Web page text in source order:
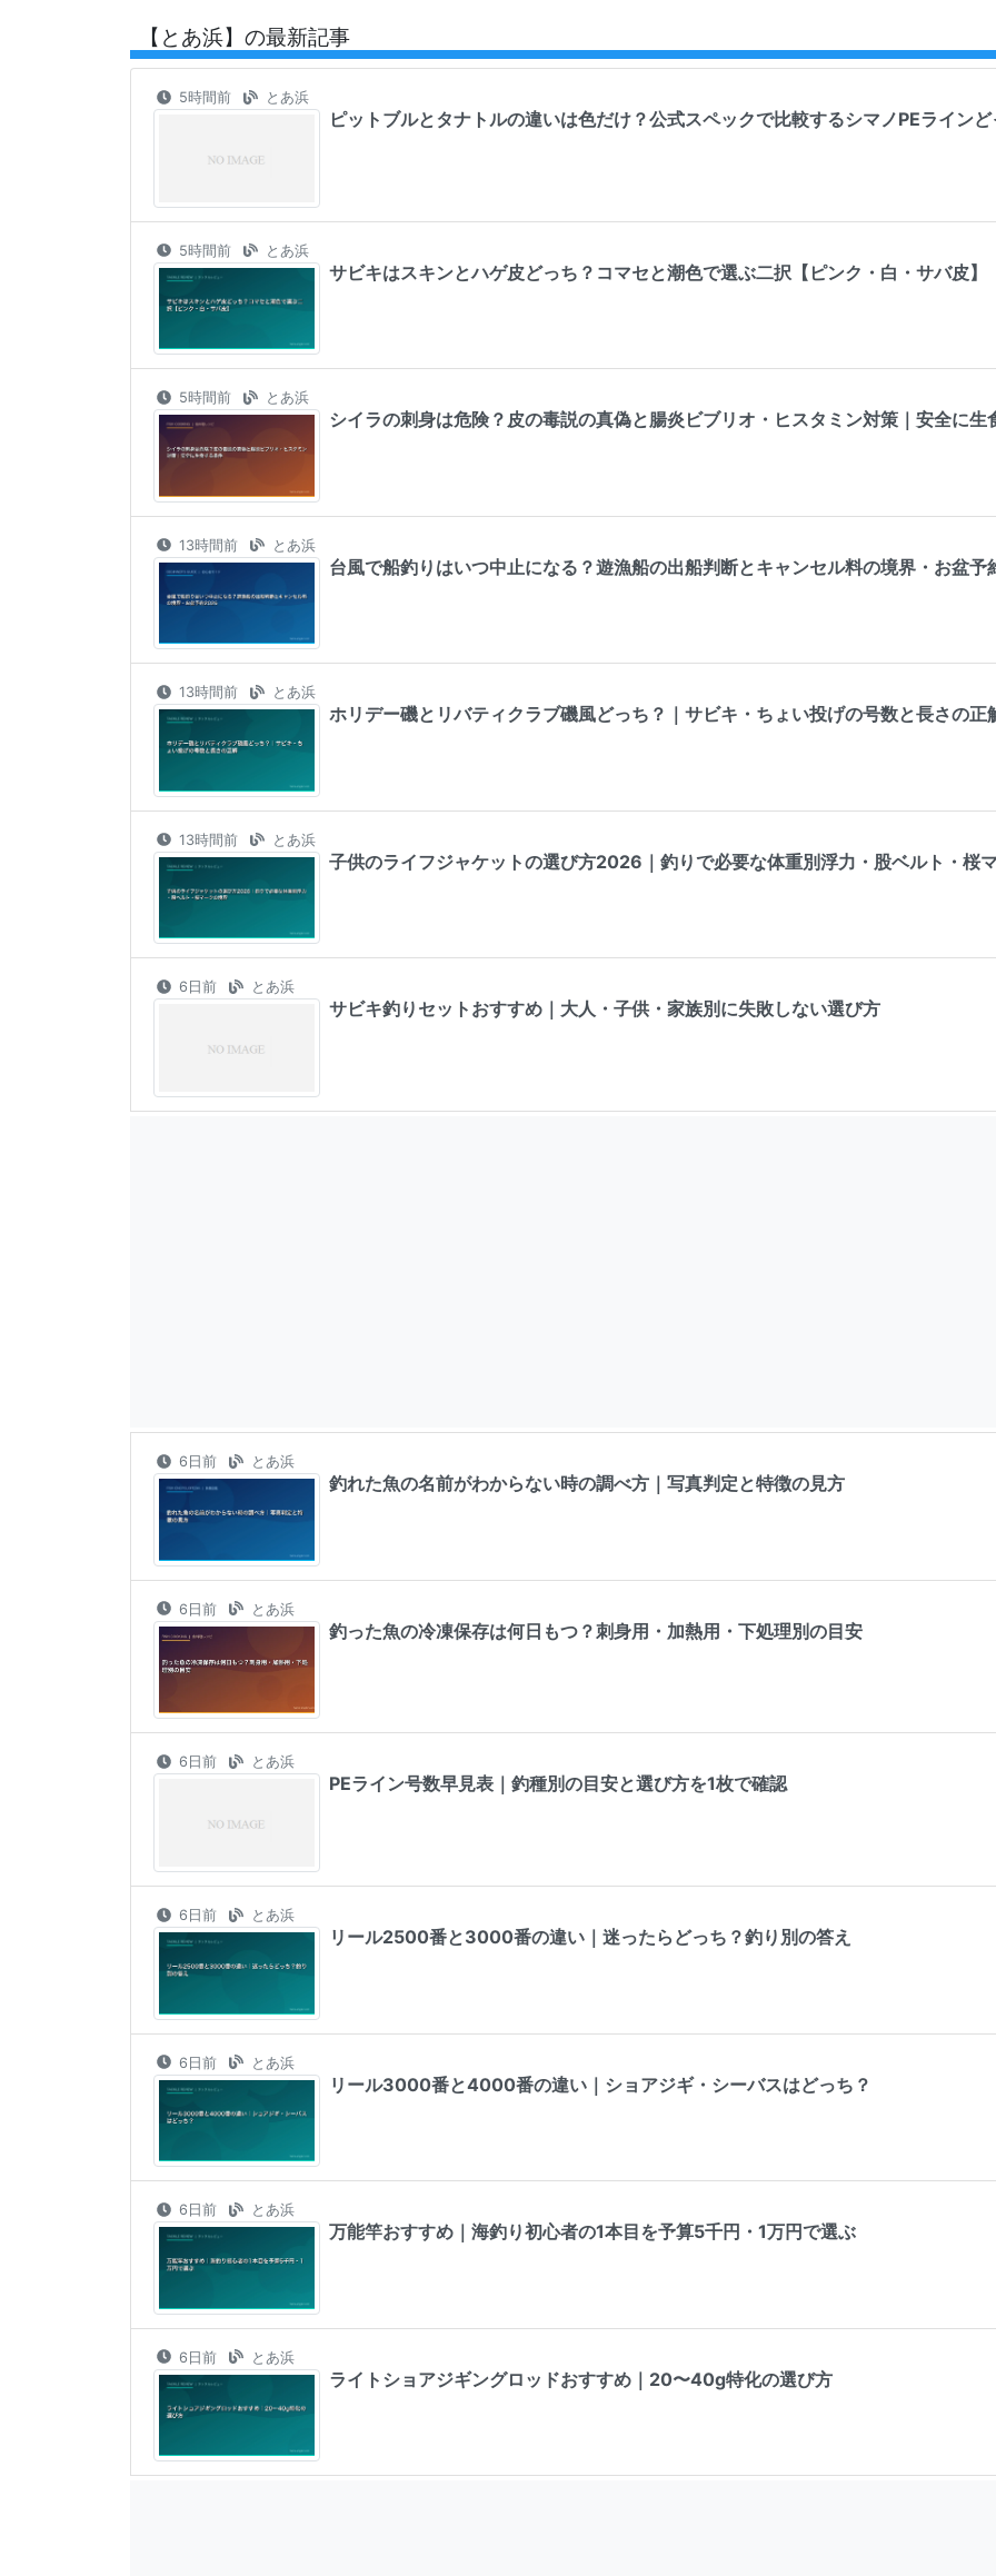
【とあ浜】の最新記事
5時間前 とあ浜
ピットブルとタナトルの違いは色だけ？公式スペックで比較するシマノPEライン
5時間前 とあ浜
サビキはスキンとハゲ皮どっち？コマセと潮色で選ぶ二択【ピンク・白・サバ皮】
5時間前 とあ浜
シイラの刺身は危険？皮の毒説の真偽と腸炎ビブリオ・ヒスタミン対策｜安全に生
13時間前 とあ浜
台風で船釣りはいつ中止になる？遊漁船の出船判断とキャンセル料の境界・お盆
13時間前 とあ浜
ホリデー磯とリバティクラブ磯風どっち？｜サビキ・ちょい投げの号数と長さの正
13時間前 とあ浜
子供のライフジャケットの選び方2026｜釣りで必要な体重別浮力・股ベルト・桜
6日前 とあ浜
サビキ釣りセットおすすめ｜大人・子供・家族別に失敗しない選び方
6日前 とあ浜
釣れた魚の名前がわからない時の調べ方｜写真判定と特徴の見方
6日前 とあ浜
釣った魚の冷凍保存は何日もつ？刺身用・加熱用・下処理別の目安
6日前 とあ浜
PEライン号数早見表｜釣種別の目安と選び方を1枚で確認
6日前 とあ浜
リール2500番と3000番の違い｜迷ったらどっち？釣り別の答え
6日前 とあ浜
リール3000番と4000番の違い｜ショアジギ・シーバスはどっち？
6日前 とあ浜
万能竿おすすめ｜海釣り初心者の1本目を予算5千円・1万円で選ぶ
6日前 とあ浜
ライトショアジギングロッドおすすめ｜20〜40g特化の選び方